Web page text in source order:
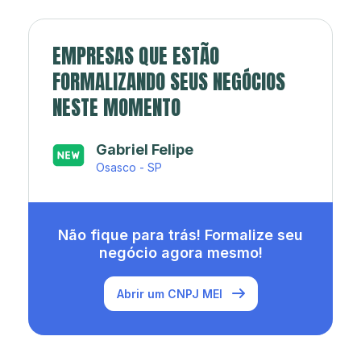
EMPRESAS QUE ESTÃO
FORMALIZANDO SEUS NEGÓCIOS
NESTE MOMENTO
Japa’s açaí e sorveteria
Rio de Janeiro - RJ
Não fique para trás! Formalize seu
negócio agora mesmo!
Abrir um CNPJ MEI